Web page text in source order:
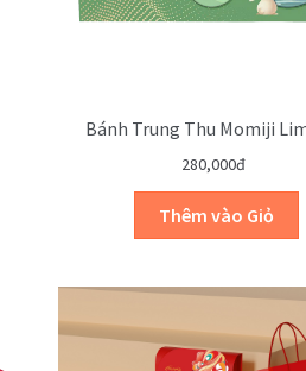
Bánh Trung Thu Momiji
280,000đ